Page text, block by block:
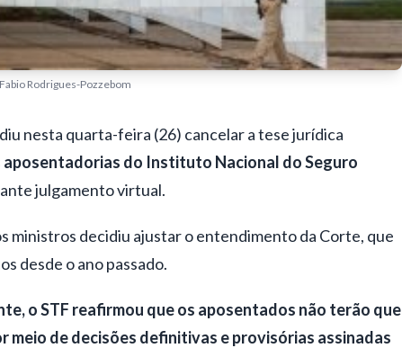
Fabio Rodrigues-Pozzebom
nesta quarta-feira (26) cancelar a tese jurídica
do Instituto Nacional do Seguro
julgamento virtual.
ministros decidiu ajustar o entendimento da Corte, que
desde o ano passado.
o STF reafirmou que os aposentados não terão que
de decisões definitivas e provisórias assinadas